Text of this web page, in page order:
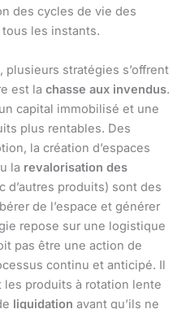
des cycles de vie des
les instants.
stratégies s’offrent
est la chasse aux invendus.
capital immobilisé et une
plus rentables. Des
la création d’espaces
la revalorisation des
d’autres produits) sont des
de l’espace et générer
repose sur une logistique
pas être une action de
continu et anticipé. Il
les produits à rotation lente
liquidation avant qu’ils ne